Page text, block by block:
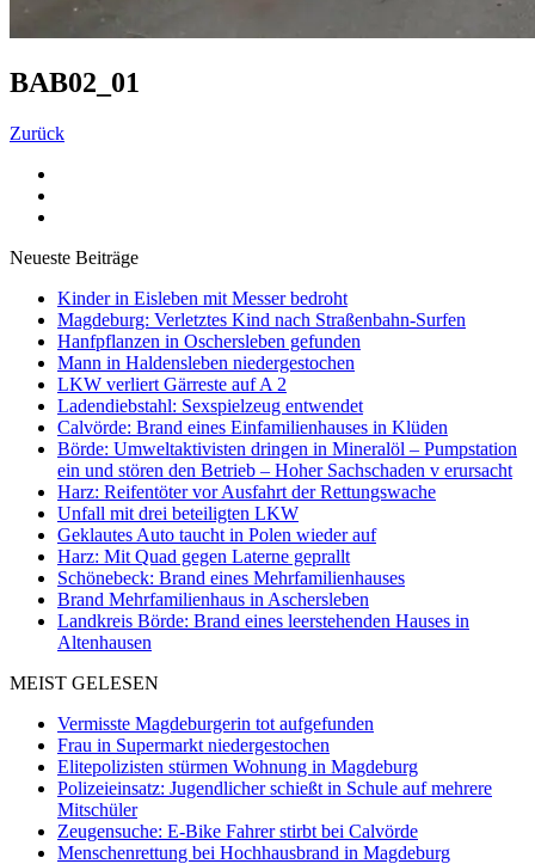
BAB02_01
Zurück
Neueste Beiträge
Kinder in Eisleben mit Messer bedroht
Magdeburg: Verletztes Kind nach Straßenbahn-Surfen
Hanfpflanzen in Oschersleben gefunden
Mann in Haldensleben niedergestochen
LKW verliert Gärreste auf A 2
Ladendiebstahl: Sexspielzeug entwendet
Calvörde: Brand eines Einfamilienhauses in Klüden
Börde: Umweltaktivisten dringen in Mineralöl – Pumpstation
ein und stören den Betrieb – Hoher Sachschaden v erursacht
Harz: Reifentöter vor Ausfahrt der Rettungswache
Unfall mit drei beteiligten LKW
Geklautes Auto taucht in Polen wieder auf
Harz: Mit Quad gegen Laterne geprallt
Schönebeck: Brand eines Mehrfamilienhauses
Brand Mehrfamilienhaus in Aschersleben
Landkreis Börde: Brand eines leerstehenden Hauses in
Altenhausen
MEIST GELESEN
Vermisste Magdeburgerin tot aufgefunden
Frau in Supermarkt niedergestochen
Elitepolizisten stürmen Wohnung in Magdeburg
Polizeieinsatz: Jugendlicher schießt in Schule auf mehrere
Mitschüler
Zeugensuche: E-Bike Fahrer stirbt bei Calvörde
Menschenrettung bei Hochhausbrand in Magdeburg